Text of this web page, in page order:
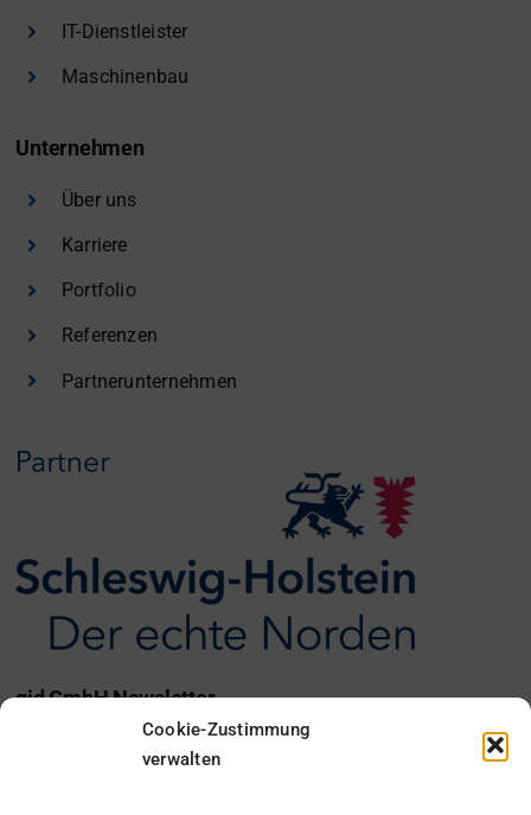
Cookie-Zustimmung
verwalten
IT-Dienstleister
Maschinenbau
Unternehmen
Über uns
Karriere
Portfolio
Referenzen
Partnerunternehmen
gid GmbH Newsletter
Ich möchte den gid Newsletter erhalten.